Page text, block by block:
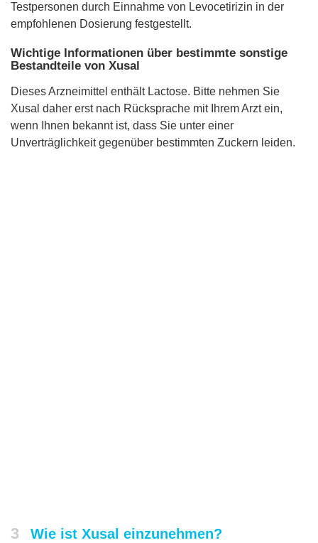
Testpersonen durch Einnahme von Levocetirizin in der
empfohlenen Dosierung festgestellt.
Wichtige Informationen über bestimmte sonstige
Bestandteile von Xusal
Dieses Arzneimittel enthält Lactose. Bitte nehmen Sie
Xusal daher erst nach Rücksprache mit Ihrem Arzt ein,
wenn Ihnen bekannt ist, dass Sie unter einer
Unverträglichkeit gegenüber bestimmten Zuckern leiden.
3 Wie ist Xusal einzunehmen?